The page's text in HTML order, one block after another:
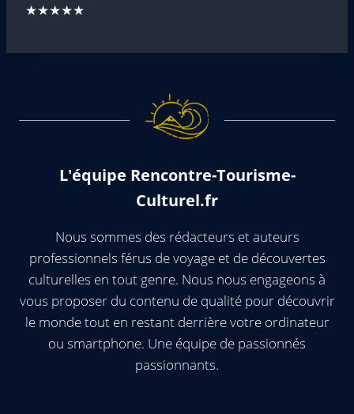
★★★★★
L'équipe Rencontre-Tourisme-
Culturel.fr
Nous sommes des rédacteurs et auteurs
professionnels férus de voyage et de découvertes
culturelles en tout genre. Nous nous engageons à
vous proposer du contenu de qualité pour découvrir
le monde tout en restant derrière votre ordinateur
ou smartphone. Une équipe de passionnés
passionnants.